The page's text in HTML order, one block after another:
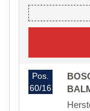
Pos.
60/16